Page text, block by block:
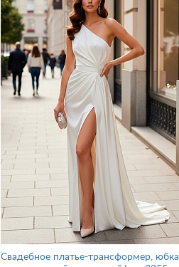
Свадебное платье-трансформер, юбка